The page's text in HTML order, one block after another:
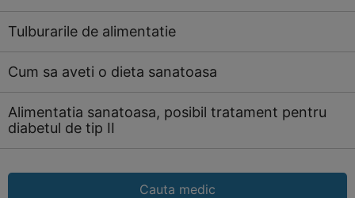
Tulburarile de alimentatie
Cum sa aveti o dieta sanatoasa
Alimentatia sanatoasa, posibil tratament pentru
diabetul de tip II
Cauta medic